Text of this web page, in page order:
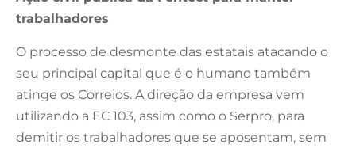
trabalhadores
O processo de desmonte das estatais atacando o
seu principal capital que é o humano também
atinge os Correios. A direção da empresa vem
utilizando a EC 103, assim como o Serpro, para
demitir os trabalhadores que se aposentam, sem